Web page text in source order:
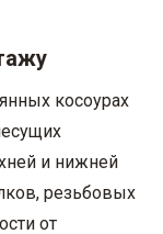
косоурах
и нижней
резьбовых
от